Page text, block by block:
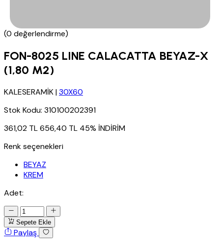
(0 değerlendirme)
FON-8025 LINE CALACATTA BEYAZ-X
(1,80 M2)
KALESERAMİK|30X60
Stok Kodu: 310100202391
361,02 TL656,40 TL 45% İNDİRİM
Renk seçenekleri
BEYAZ
KREM
Adet:
Sepete Ekle
Paylaş